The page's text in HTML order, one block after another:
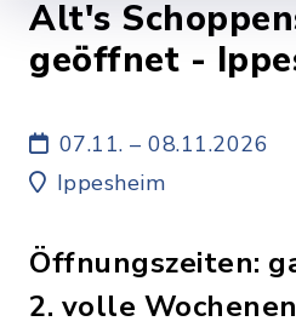
Alt's
geöffnet -
07.11. – 08.11.2026
Ippesheim
Öffnungszeiten:
2. volle